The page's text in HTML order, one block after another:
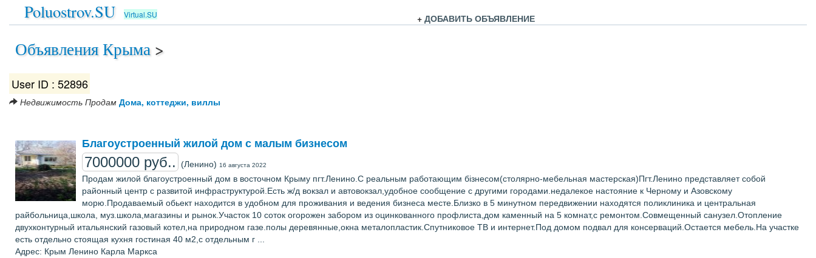
Poluostrov.SU Virtual.SU + ДОБАВИТЬ ОБЪЯВЛЕНИЕ
Объявления Крыма >
User ID : 52896
Недвижимость Продам Дома, коттеджи, виллы
Благоустроенный жилой дом с малым бизнесом
7000000 руб.. (Ленино) 16 августа 2022
Продам жилой благоустроенный дом в восточном Крыму пгт.Ленино.С реальным работающим бізнесом(столярно-мебельная мастерская)Пгт.Ленино представляет собой
районный центр с развитой инфраструктурой.Есть ж/д вокзал и автовокзал,удобное сообщение с другими городами.недалекое настояние к Черному и Азовскому
морю.Продаваемый обьект находится в удобном для проживания и ведения бизнеса месте.Близко в 5 минутном передвижении находятся поликлиника и центральная
райбольница,школа, муз.школа,магазины и рынок.Участок 10 соток огорожен забором из оцинкованного профлиста,дом каменный на 5 комнат,с ремонтом.Совмещенный санузел.Отопление
двухконтурный итальянский газовый котел,на природном газе.полы деревянные,окна металопластик.Спутниковое ТВ и интернет.Под домом подвал для консерваций.Остается мебель.На участке
есть отдельно стоящая кухня гостиная 40 м2,с отдельным г ...
Адрес: Крым Ленино Карла Маркса